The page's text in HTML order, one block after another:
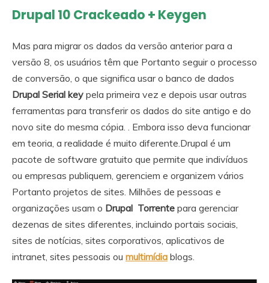
Drupal 10 Crackeado + Keygen
Mas para migrar os dados da versão anterior para a
versão 8, os usuários têm que Portanto seguir o processo
de conversão, o que significa usar o banco de dados
Drupal Serial key pela primeira vez e depois usar outras
ferramentas para transferir os dados do site antigo e do
novo site do mesma cópia. . Embora isso deva funcionar
em teoria, a realidade é muito diferente.Drupal é um
pacote de software gratuito que permite que indivíduos
ou empresas publiquem, gerenciem e organizem vários
Portanto projetos de sites. Milhões de pessoas e
organizações usam o Drupal Torrente para gerenciar
dezenas de sites diferentes, incluindo portais sociais,
sites de notícias, sites corporativos, aplicativos de
intranet, sites pessoais ou multimídia blogs.